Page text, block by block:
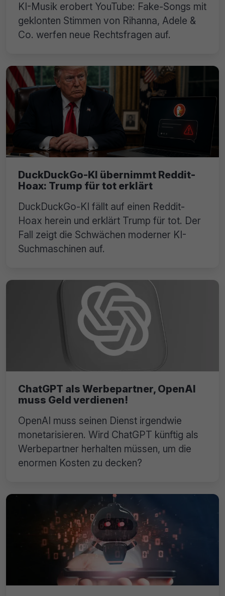
KI-Musik erobert YouTube: Fake-Songs mit
geklonten Stimmen von Rihanna, Adele &
Co. werfen neue Rechtsfragen auf.
DuckDuckGo-KI übernimmt Reddit-
Hoax: Trump für tot erklärt
DuckDuckGo-KI fällt auf einen Reddit-
Hoax herein und erklärt Trump für tot. Der
Fall zeigt die Schwächen moderner KI-
Suchmaschinen auf.
ChatGPT als Werbepartner, OpenAI
muss Geld verdienen!
OpenAI muss seinen Dienst irgendwie
monetarisieren. Wird ChatGPT künftig als
Werbepartner herhalten müssen, um die
enormen Kosten zu decken?